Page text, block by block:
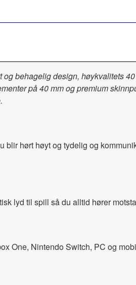
behagelig design, høykvalitets
på 40 mm og premium
blir hørt høyt og tydelig og
lyd til spill så du alltid hører
One, Nintendo Switch, PC og